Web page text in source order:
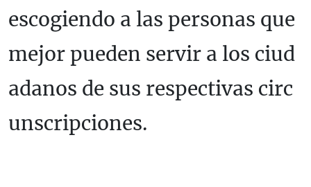
escogiendo a las personas que
mejor pueden servir a los ciud
adanos de sus respectivas circ
unscripciones.